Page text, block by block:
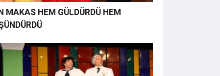
MAKAS HEM GÜLDÜRDÜ HEM